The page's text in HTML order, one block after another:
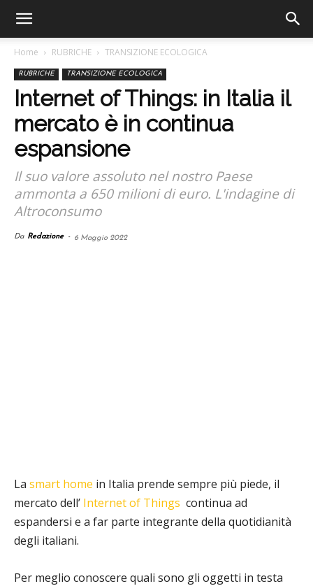
Home RUBRICHE TRANSIZIONE ECOLOGICA
RUBRICHE TRANSIZIONE ECOLOGICA
Internet of Things: in Italia il
mercato è in continua
espansione
Il suo valore assoluto nel nostro Paese
ammonta a 650 milioni di euro. L'indagine di
Altroconsumo
Da Redazione - 6 Maggio 2022
La smart home in Italia prende sempre più piede, il
mercato dell’ Internet of Things continua ad
espandersi e a far parte integrante della quotidianità
degli italiani.
Per meglio conoscere quali sono gli oggetti in testa